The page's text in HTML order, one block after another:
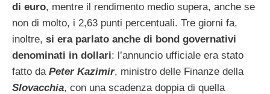
di euro, mentre il rendimento medio supera, anche se
non di molto, i 2,63 punti percentuali. Tre giorni fa,
inoltre, si era parlato anche di bond governativi
denominati in dollari: l’annuncio ufficiale era stato
fatto da Peter Kazimir, ministro delle Finanze della
Slovacchia, con una scadenza doppia di quella